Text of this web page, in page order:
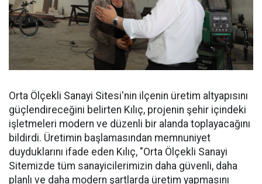
Orta Ölçekli Sanayi Sitesi'nin ilçenin üretim altyapısını
güçlendireceğini belirten Kılıç, projenin şehir içindeki
işletmeleri modern ve düzenli bir alanda toplayacağını
bildirdi. Üretimin başlamasından memnuniyet
duyduklarını ifade eden Kılıç, "Orta Ölçekli Sanayi
Sitemizde tüm sanayicilerimizin daha güvenli, daha
planlı ve daha modern şartlarda üretim yapmasını